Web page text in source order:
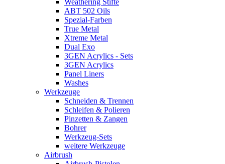
Weathering Stifte
ABT 502 Oils
Spezial-Farben
True Metal
Xtreme Metal
Dual Exo
3GEN Acrylics - Sets
3GEN Acrylics
Panel Liners
Washes
Werkzeuge
Schneiden & Trennen
Schleifen & Polieren
Pinzetten & Zangen
Bohrer
Werkzeug-Sets
weitere Werkzeuge
Airbrush